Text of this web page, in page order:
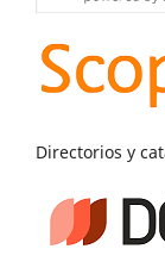
Directorios y